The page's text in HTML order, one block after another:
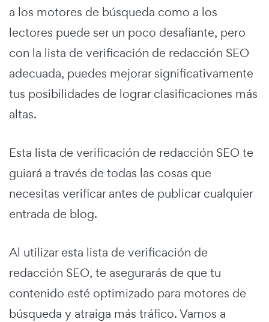
a los motores de búsqueda como a los
lectores puede ser un poco desafiante, pero
con la lista de verificación de redacción SEO
adecuada, puedes mejorar significativamente
tus posibilidades de lograr clasificaciones más
altas.
Esta lista de verificación de redacción SEO te
guiará a través de todas las cosas que
necesitas verificar antes de publicar cualquier
entrada de blog.
Al utilizar esta lista de verificación de
redacción SEO, te asegurarás de que tu
contenido esté optimizado para motores de
búsqueda y atraiga más tráfico. Vamos a